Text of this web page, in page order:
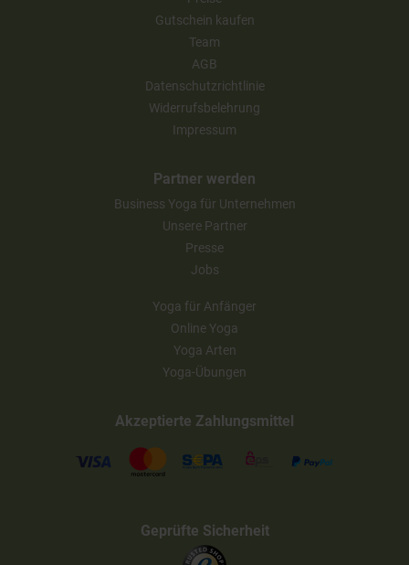
Gutschein kaufen
Team
AGB
Datenschutzrichtlinie
Widerrufsbelehrung
Impressum
Partner werden
Business Yoga für Unternehmen
Unsere Partner
Presse
Jobs
Yoga für Anfänger
Online Yoga
Yoga Arten
Yoga-Übungen
Akzeptierte Zahlungsmittel
Geprüfte Sicherheit